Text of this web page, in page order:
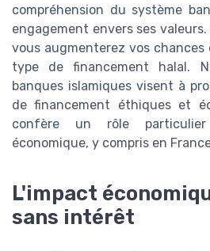
compréhension du système
engagement envers ses
vous augmenterez vos chances
type de financement halal.
banques islamiques visent à
de financement éthiques et
confère un rôle
économique, y compris en
L'impact
sans intérêt